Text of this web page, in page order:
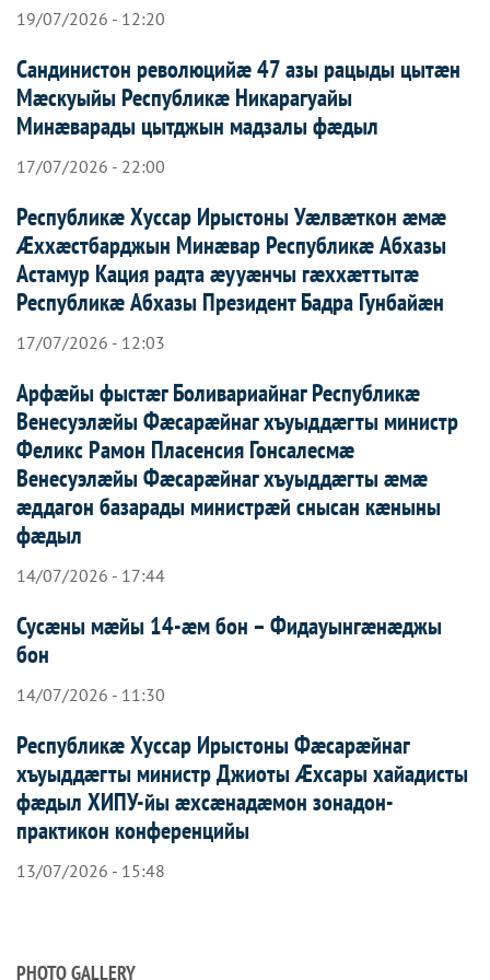
19/07/2026 - 12:20
Сандинистон революцийæ 47 азы рацыды цытæн
Мæскуыйы Республикæ Никарагуайы
Минæварады цытджын мадзалы фæдыл
17/07/2026 - 22:00
Республикæ Хуссар Ирыстоны Уæлвæткон æмæ
Æххæстбарджын Минæвар Республикæ Абхазы
Астамур Кация радта æууæнчы гæххæттытæ
Республикæ Абхазы Президент Бадра Гунбайæн
17/07/2026 - 12:03
Арфæйы фыстæг Боливариайнаг Республикæ
Венесуэлæйы Фæсарæйнаг хъуыддæгты министр
Феликс Рамон Пласенсия Гонсалесмæ
Венесуэлæйы Фæсарæйнаг хъуыддæгты æмæ
æддагон базарады министрæй снысан кæныны
фæдыл
14/07/2026 - 17:44
Сусæны мæйы 14-æм бон – Фидауынгæнæджы
бон
14/07/2026 - 11:30
Республикæ Хуссар Ирыстоны Фæсарæйнаг
хъуыддæгты министр Джиоты Æхсары хайадисты
фæдыл ХИПУ-йы æхсæнадæмон зонадон-
практикон конференцийы
13/07/2026 - 15:48
PHOTO GALLERY